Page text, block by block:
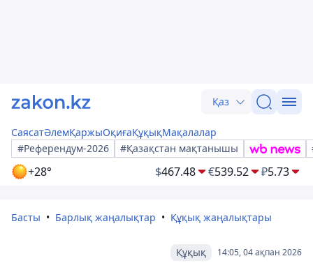
Қаз
СаясатӘлемҚаржыОқиғаҚұқықМақалалар
#Референдум-2026
#Қазақстан мақтанышы
+28° $467.48 €539.52 ₽5.73
Басты Барлық жаңалықтар Құқық жаңалықтары
14:05, 04 ақпан 2026
Құқық